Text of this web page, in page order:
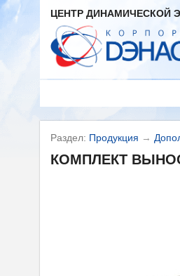
ЦЕНТР ДИНАМИЧЕСКОЙ
Раздел: Продукция →
КОМПЛЕКТ